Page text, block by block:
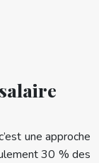
une approche
30 % des